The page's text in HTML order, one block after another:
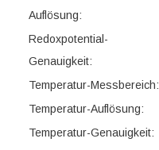
Auflösung:
Redoxpotential-
Genauigkeit:
Temperatur-Messbereich:
Temperatur-Auflösung:
Temperatur-Genauigkeit: